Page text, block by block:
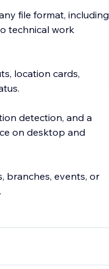
file format, including
technical work
location cards,
detection, and a
on desktop and
branches, events, or